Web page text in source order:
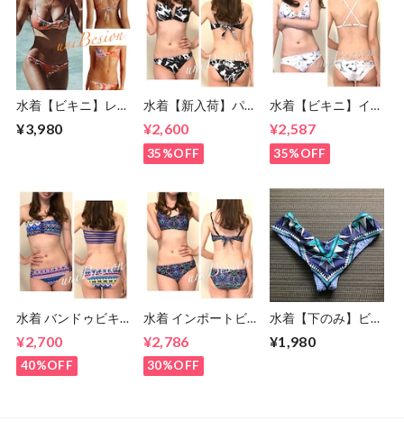
水着【ビキニ】レデ
ィース インポート
ビキニ S〜Mサイズ
¥3,980
水着【新入荷】パー
ムツリービキニ モ
ノトーン S・Mサイ
ズ (7〜9号)
¥2,600
35%OFF
水着【ビキニ】イン
ポートビキニ S〜M
サイズ(7号,9号)
¥2,587
35%OFF
水着 バンドゥビキ
ニ ブルー (７号・９
号)
¥2,700
40%OFF
水着 インポートビ
号、7号)
¥2,786
30%OFF
水着【下のみ】ビキ
リアン Sサイズ Mサ
¥1,980